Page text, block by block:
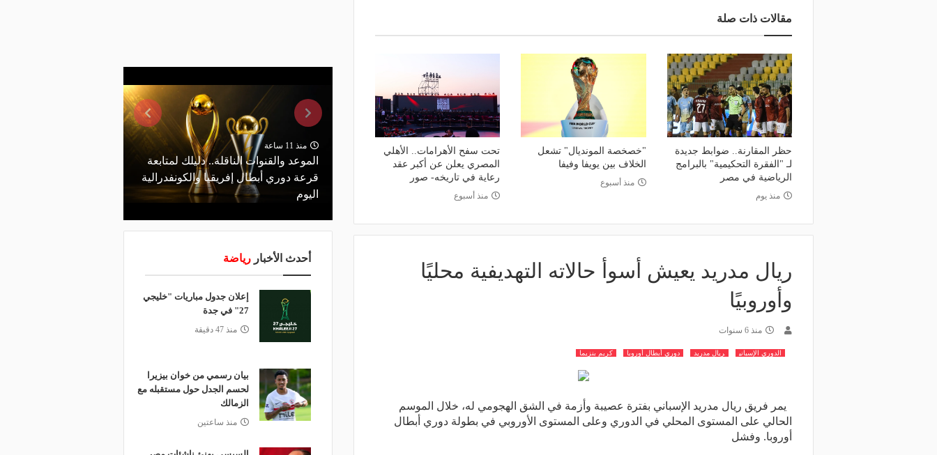
مقالات ذات صلة
حظر المقارنة.. ضوابط جديدة
لـ "الفقرة التحكيمية" بالبرامج
الرياضية في مصر
منذ يوم
"خصخصة المونديال" تشعل
الخلاف بين يويفا وفيفا
منذ أسبوع
تحت سفح الأهرامات.. الأهلي
المصري يعلن عن أكبر عقد
رعاية في تاريخه- صور
منذ أسبوع
ريال مدريد يعيش أسوأ حالاته التهديفية محليًا
وأوروبيًا
منذ 6 سنوات
الدوري الإسباني ريال مدريد دوري أبطال أوروبا كريم بنزيما
يمر فريق ريال مدريد الإسباني بفترة عصيبة وأزمة في الشق الهجومي له، خلال الموسم
الحالي على المستوى المحلي في الدوري وعلى المستوى الأوروبي في بطولة دوري أبطال
أوروبا. وفشل
منذ 11 ساعة
الموعد والقنوات الناقلة.. دليلك لمتابعة
قرعة دوري أبطال إفريقيا والكونفدرالية
اليوم
مالك نادي الخلود: صلاح انتقل للدوري
المناسب.. الدوري السعودي ليس مكانًا
لقضاء إجازة التقاعد
منذ 6 ساعات
قرعة تمهيدي أبطال إفريقيا.. مهمة سهلة
والقنوات الناقلة.. دليلك لمتابعة
دوري أبطال إفريقيا والكونفدرالية
أحدث الأخبار رياضة
إعلان جدول مباريات "خليجي
27" في جدة
منذ 47 دقيقة
بيان رسمي من خوان بيزيرا
لحسم الجدل حول مستقبله مع
الزمالك
منذ ساعتين